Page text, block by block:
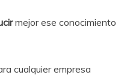
mejor ese conocimiento
cualquier empresa